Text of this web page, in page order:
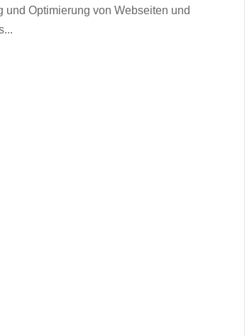
Optimierung von Webseiten und